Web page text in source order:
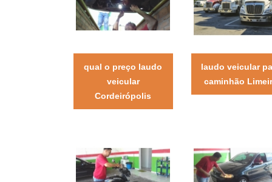
qual o preço laudo
veicular
Cordeirópolis
laudo veicular
caminhão